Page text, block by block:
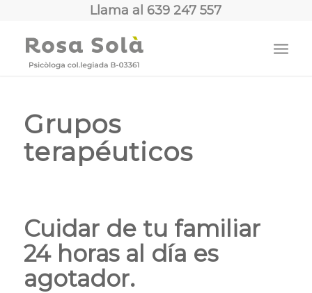
Llama al639 247 557
Grupos
terapéuticos
Cuidar de tu familiar
24 horas al día es
agotador.